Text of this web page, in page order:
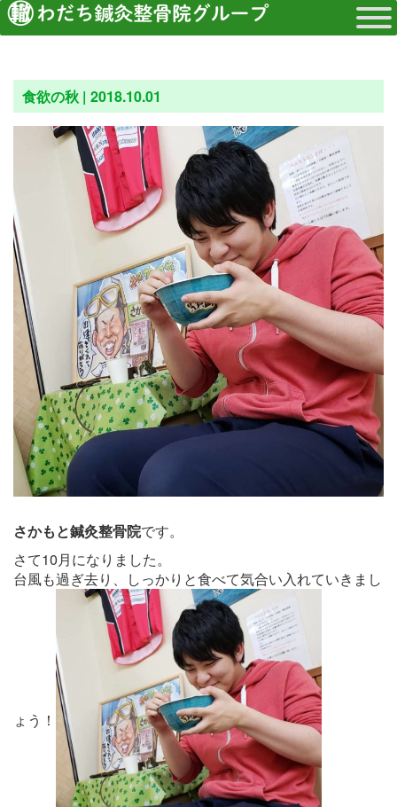
食欲の秋 | 2018.10.01
さかもと鍼灸整骨院です。
さて10月になりました。
台風も過ぎ去り、しっかりと食べて気合い入れていきまし
ょう！